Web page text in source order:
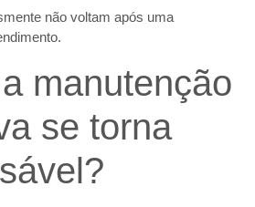
não voltam após uma
manutenção
se torna